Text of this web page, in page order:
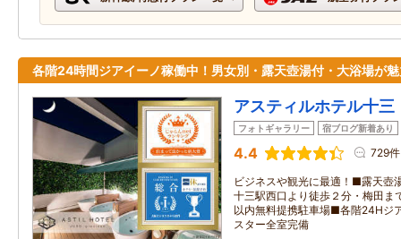
各階24時間ジアイーノ稼働中！男女別・露天壺湯付・大浴場が
アスティルホテル十
フォトギャラリー 宿ブログ新着あり
4.4 729件
ビジネスや観光に最適！■露天壺
十三駅西口より徒歩２分・梅田
以内無料提携駐車場■各階24Hジ
スター全室完備